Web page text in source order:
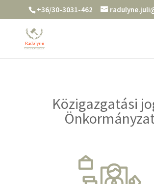
+36/30-3031-462
Közigazgatási